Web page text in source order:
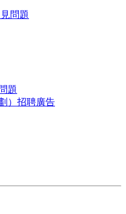
問題
題
）招聘廣告